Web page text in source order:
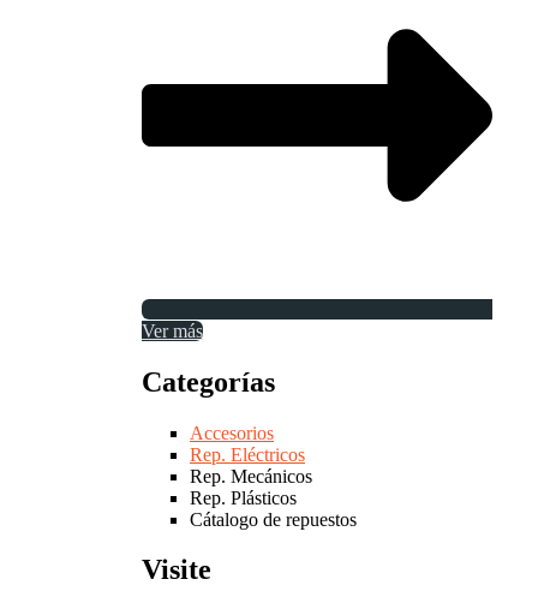
Ver más
Categorías
Accesorios
Rep. Eléctricos
Rep. Mecánicos
Rep. Plásticos
Cátalogo de repuestos
Visite